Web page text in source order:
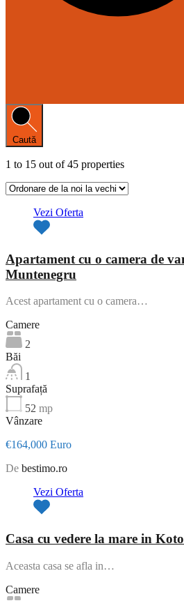
Caută
1 to 15 out of45 properties
Vezi Oferta
Apartament cu o camera de
Muntenegru
Acest apartament cu o camera…
Camere
2
Băi
1
Suprafață
52 mp
Vânzare
€164,000 Euro
De bestimo.ro
Vezi Oferta
Casa cu vedere la mare in
Aceasta casa se afla in…
Camere